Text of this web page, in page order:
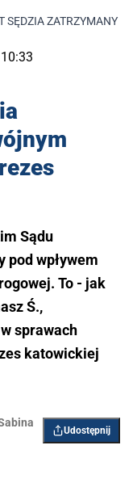
SĘDZIA ZATRZYMANY
Sądu
pod wpływem
To - jak
Ś.,
sprawach
katowickiej
Udostępnij